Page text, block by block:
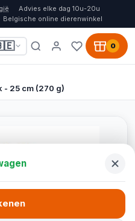
Advies elke dag 10u-20u
Belgische online dierenwinkel
0
- 25 cm (270 g)